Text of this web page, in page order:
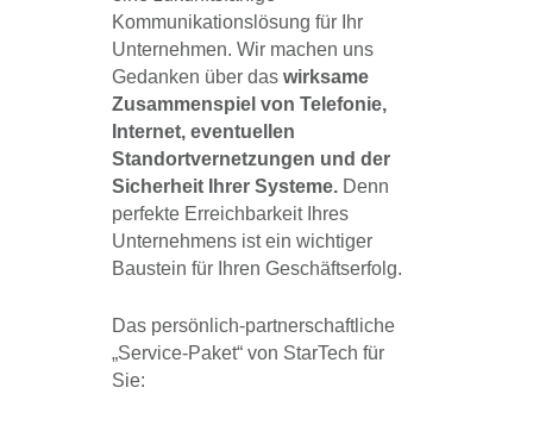
Kommunikationslösung für Ihr
Unternehmen. Wir machen uns
Gedanken über das wirksame
Zusammenspiel von Telefonie,
Internet, eventuellen
Standortvernetzungen und der
Sicherheit Ihrer Systeme. Denn
perfekte Erreichbarkeit Ihres
Unternehmens ist ein wichtiger
Baustein für Ihren Geschäftserfolg.
Das persönlich-partnerschaftliche
„Service-Paket“ von StarTech für
Sie: